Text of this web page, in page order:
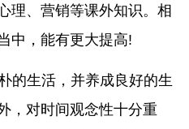
理、营销等课外知识。相
中，能有更大提高!
的生活，并养成良好的生
，对时间观念性十分重